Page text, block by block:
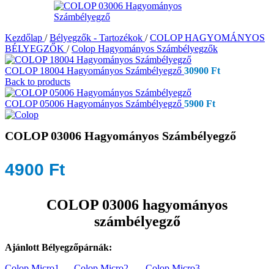
Kezdőlap / Bélyegzők - Tartozékok / COLOP HAGYOMÁNYOS
BÉLYEGZŐK / Colop Hagyományos Számbélyegzők
COLOP 18004 Hagyományos Számbélyegző 30900 Ft
Back to products
COLOP 05006 Hagyományos Számbélyegző 5900 Ft
COLOP 03006 Hagyományos Számbélyegző
4900 Ft
COLOP 03006 hagyományos
számbélyegző
Ajánlott Bélyegzőpárnák: